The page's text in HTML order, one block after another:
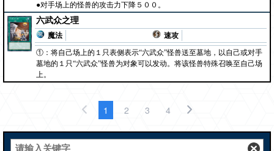
●对手场上的怪兽的攻击力下降５００。
六武众之理
魔法
速攻
①：将自己场上的１只表侧表示“六武众”怪兽送至墓地，以自己或对手
墓地的１只“六武众”怪兽为对象可以发动。将该怪兽特殊召唤至自己场
上。
1 2 3 4